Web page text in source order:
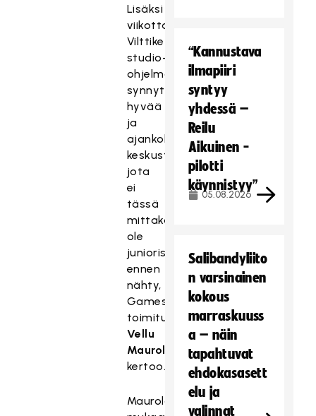
Lisäksi
viikottaiset
Vilttiketju-
studio-
ohjelmat
synnyttävät
hyvää
ja
ajankohtaista
keskustelua,
jota
ei
tässä
mittakaavassa
ole
juniorisalibandyssä
ennen
nähty,
Gamesaverin
toimitusjohtaja
Vellu
Maurola
kuvassa)
kertoo.
Maurolan
“Kannustava
ilmapiiri
syntyy
yhdessä –
Reilu
Aikuinen -
pilotti
käynnistyy”
05.08.2026
Salibandyliito
n varsinainen
kokous
marraskuuss
a – näin
tapahtuvat
ehdokasasett
elu ja
valinnat